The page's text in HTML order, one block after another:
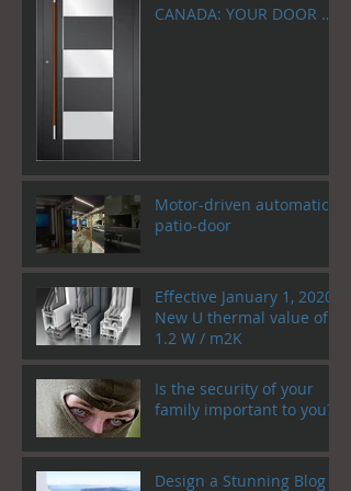
CANADA: YOUR DOOR AS
Motor-driven automatic
patio-door
Effective January 1, 2020!
New U thermal value of
1.2 W / m2K
Is the security of your
family important to you?
Design a Stunning Blog